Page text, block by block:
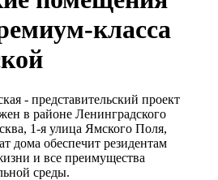
класса
- представительский проект
в районе Ленинградского
1-я улица Ямского Поля,
дома обеспечит резидентам
и все преимущества
среды.